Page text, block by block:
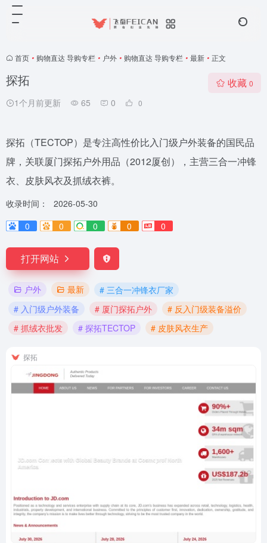
首页 • 购物直达 导购专栏 • 户外 • 购物直达 导购专栏 • 最新 • 正文
探拓
1个月前更新 65 0 0
收藏 0
探拓（TECTOP）是专注高性价比入门级户外装备的国民品
牌，关联厦门探拓户外用品（2012厦创），主营三合一冲锋
衣、皮肤风衣及抓绒衣裤。
收录时间：
2026-05-30
0
0 0 0 0
打开网站
户外 最新
# 三合一冲锋衣厂家
# 入门级户外装备
# 厦门探拓户外
# 反入门级装备溢价
# 抓绒衣批发
# 探拓TECTOP # 皮肤风衣生产
探拓